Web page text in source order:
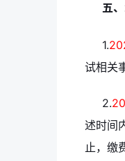
五
1.
试相关
2.
述时间
止，缴